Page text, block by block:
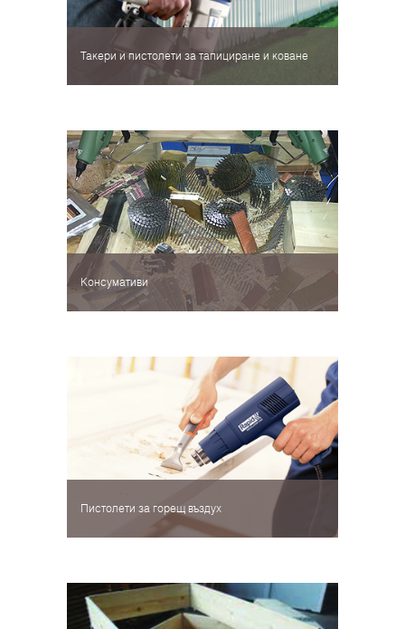
Такери и пистолети за тапициране и коване
Консумативи
Пистолети за горещ въздух